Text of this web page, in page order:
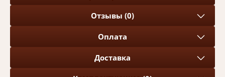
Отзывы (0)
Оплата
Доставка